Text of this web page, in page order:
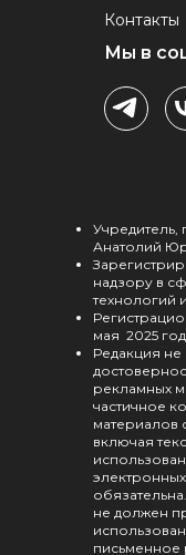
Контакты
Мы в
Учредитель,
Анатолий
надзору в
технологий
мая 2025
Редакция не
рекламных
частичное
материалов
включая
не должен
письменное